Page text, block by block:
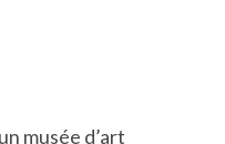
musée d’art